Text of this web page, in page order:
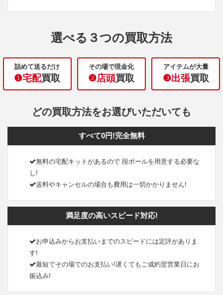
選べる３つの買取方法
詰めて送るだけ
❶宅配買取
その場で現金化
❷店頭買取
アイテムが大量
❸出張買取
どの買取方法をお選びいただいても
すべて0円!完全無料
無料の宅配キットがあるので 段ボールを用意する必要な
し!
送料やキャンセルの場合も費用は一切かかりません!
満足度の高いスピード対応!
お申込みからお支払いまでのスピードには定評がありま
す!
最短でその場でのお支払い!遅くてもご成約翌営業日にお
振込み!